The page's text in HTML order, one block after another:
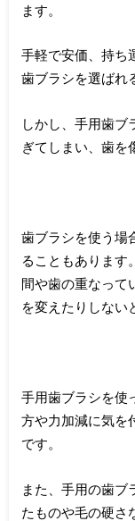
ます。
手軽で安価、持ち
歯ブラシを選ばれ
しかし、手用歯ブ
ぎてしまい、歯を
歯ブラシを使う場
ることもあります
間や歯の重なって
を変えたりしない
手用歯ブラシを使
方や力加減に気を
です。
また、手用の歯ブ
たものや毛の硬さ